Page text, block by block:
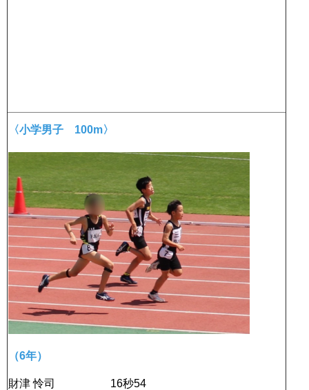
〈小学男子 100m〉
（6年）
財津 怜司 16秒54